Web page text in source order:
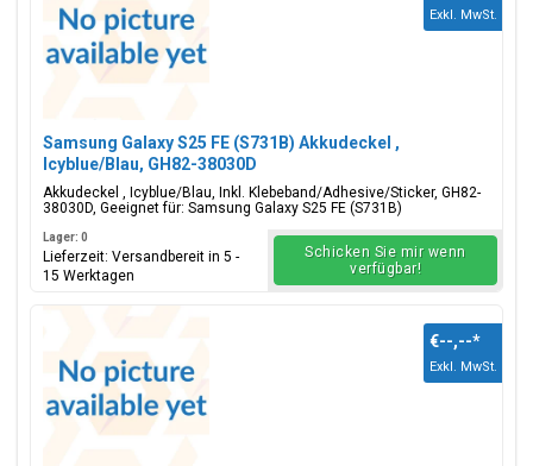
Samsung Galaxy S25 FE (S731B) Akkudeckel ,
Icyblue/Blau, GH82-38030D
Akkudeckel , Icyblue/Blau, Inkl. Klebeband/Adhesive/Sticker, GH82-
38030D, Geeignet für: Samsung Galaxy S25 FE (S731B)
Exkl. MwSt.
Lager: 0
Lieferzeit: Versandbereit in 5 -
15 Werktagen
Schicken Sie mir wenn
verfügbar!
€--,--*
Exkl. MwSt.